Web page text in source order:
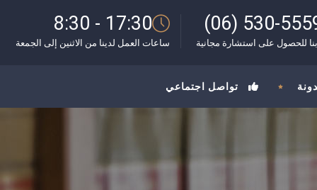
8:30 - 17:30
ساعات العمل لدينا من الاثنين إلى الجمعة
(06) 530-
للحصول على استشارة مجانية
تواصل اجتماعي